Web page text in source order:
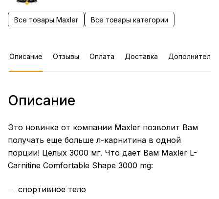
Все товары Maxler Все товары категории
Описание Отзывы Оплата Доставка
Описание
Это новинка от компании Maxler позволит Вам
получать еще больше л-карнитина в одной
порции! Целых 3000 мг. Что дает Вам Maxler L-
Carnitine Comfortable Shape 3000 mg:
спортивное тело